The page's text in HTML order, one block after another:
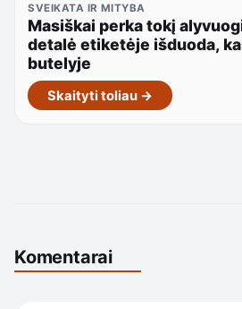
SVEIKATA IR MITYBA
Masiškai perka tokį
detalė etiketėje išduoda,
butelyje
Skaityti toliau →
Komentarai